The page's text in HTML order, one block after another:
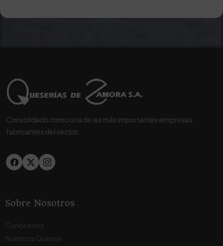
Consolidado como una de las más importantes empresas
fabricantes del sector.
Sobre Nosotros
Conócenos
Nuestros Quesos